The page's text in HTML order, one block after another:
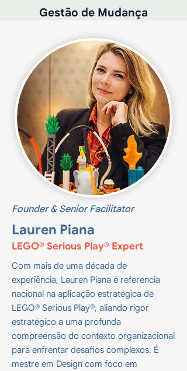
Gestão de Mudança
Founder & Senior Facilitator
Lauren Piana
LEGO® Serious Play® Expert
Com mais de uma década de
experiência, Lauren Piana é referencia
nacional na aplicação estratégica de
LEGO® Serious Play®, aliando rigor
estratégico a uma profunda
compreensão do contexto organizacional
para enfrentar desafios complexos. É
mestre em Design com foco em